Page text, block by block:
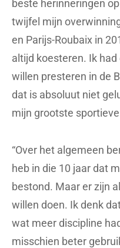
beste herinneringen
twijfel mijn
en Parijs-Roubaix in
altijd koesteren. Ik
willen presteren in de
dat is absoluut niet
mijn grootste
“Over het algemeen
heb in die 10 jaar dat
bestond. Maar er zijn
willen doen. Ik denk
wat meer discipline
misschien beter